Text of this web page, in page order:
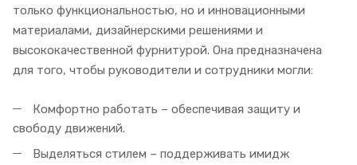
только функциональностью, но и инновационными
материалами, дизайнерскими решениями и
высококачественной фурнитурой. Она предназначена
для того, чтобы руководители и сотрудники могли:
Комфортно работать – обеспечивая защиту и
свободу движений.
Выделяться стилем – поддерживать имидж